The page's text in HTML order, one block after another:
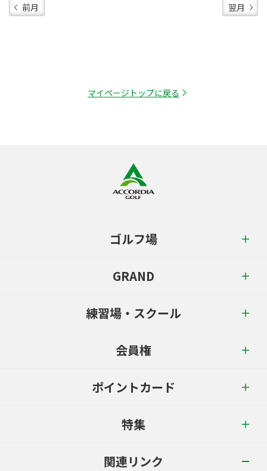
前月 翌月
マイページトップに戻る
ゴルフ場
GRAND
練習場・スクール
会員権
ポイントカード
特集
関連リンク